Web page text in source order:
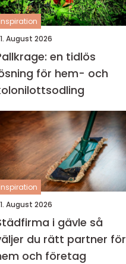
inspiration
August 2026
en tidlös
för hem- och
inspiration
August 2026
i gävle så
du rätt partner för
och företag